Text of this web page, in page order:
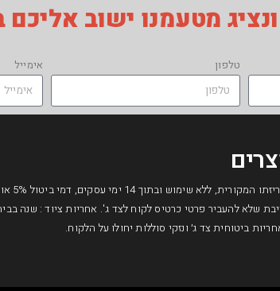
מטעמנו ישוב
טלפון אימייל
בכפוף לחוק הגנת הצרכן, המוצר ארוז באריזתו המקורית, ללא שימוש ובתוך 14 ימי עסקים, דמי ביטול 5% או
שלא להעביר פרטי כרטיס לקוח לצד ג'. אחריות ציוד : שנה
ביטוחית צד ג׳ ונזקי סוללות יחולו על הלקוח.